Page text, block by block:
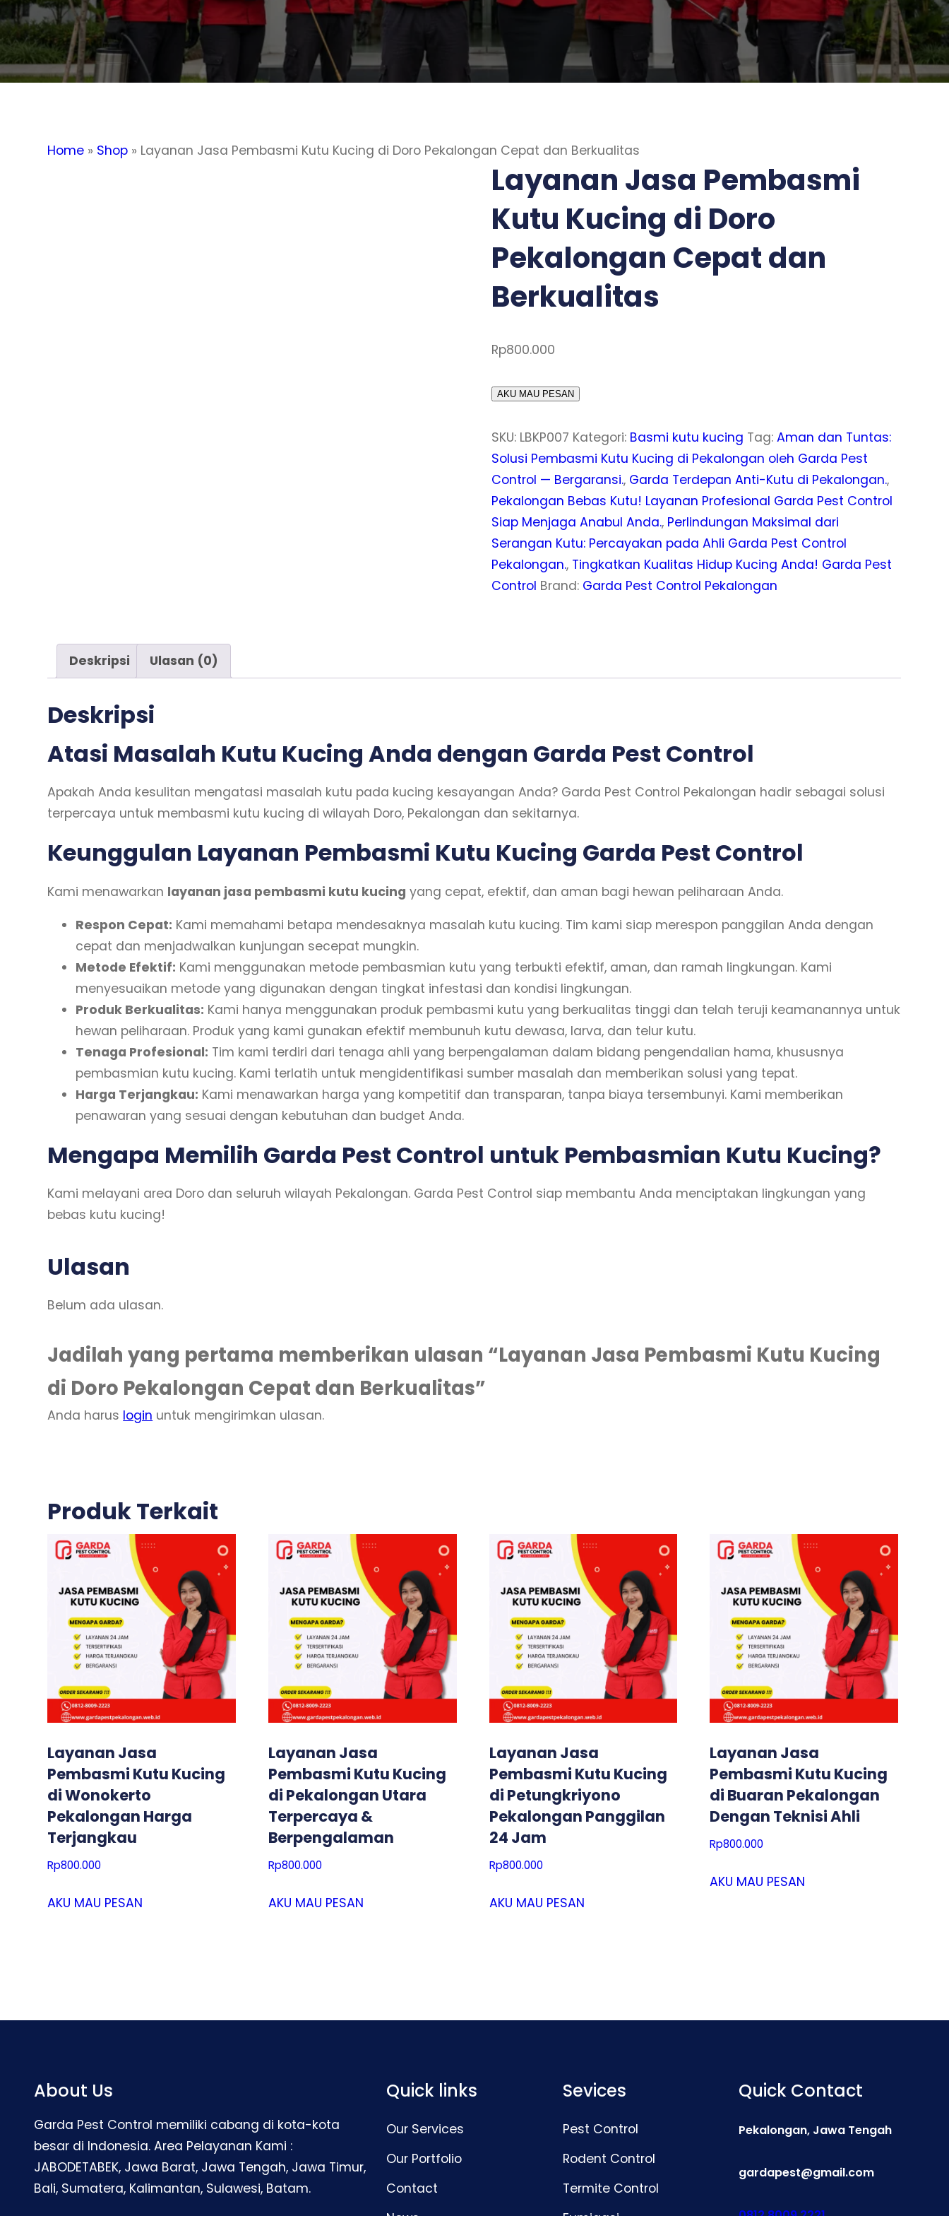
Home » Shop » Layanan Jasa Pembasmi Kutu Kucing di Doro Pekalongan Cepat dan Berkualitas
Layanan Jasa Pembasmi
Kutu Kucing di Doro
Pekalongan Cepat dan
Berkualitas
Rp800.000
AKU MAU PESAN
SKU: LBKP007 Kategori: Basmi kutu kucing Tag:Aman dan Tuntas:
Solusi Pembasmi Kutu Kucing di Pekalongan oleh Garda Pest
Control — Bergaransi., Garda Terdepan Anti-Kutu di Pekalongan.,
Pekalongan Bebas Kutu! Layanan Profesional Garda Pest Control
Siap Menjaga Anabul Anda., Perlindungan Maksimal dari
Serangan Kutu: Percayakan pada Ahli Garda Pest Control
Pekalongan., Tingkatkan Kualitas Hidup Kucing Anda! Garda Pest
Control Brand: Garda Pest Control Pekalongan
Deskripsi Ulasan (0)
Deskripsi
Atasi Masalah Kutu Kucing Anda dengan Garda Pest Control
Apakah Anda kesulitan mengatasi masalah kutu pada kucing kesayangan Anda? Garda Pest Control Pekalongan hadir sebagai solusi
terpercaya untuk membasmi kutu kucing di wilayah Doro, Pekalongan dan sekitarnya.
Keunggulan Layanan Pembasmi Kutu Kucing Garda Pest Control
Kami menawarkan layanan jasa pembasmi kutu kucing yang cepat, efektif, dan aman bagi hewan peliharaan Anda.
Respon Cepat: Kami memahami betapa mendesaknya masalah kutu kucing. Tim kami siap merespon panggilan Anda dengan
cepat dan menjadwalkan kunjungan secepat mungkin.
Metode Efektif: Kami menggunakan metode pembasmian kutu yang terbukti efektif, aman, dan ramah lingkungan. Kami
menyesuaikan metode yang digunakan dengan tingkat infestasi dan kondisi lingkungan.
Produk Berkualitas: Kami hanya menggunakan produk pembasmi kutu yang berkualitas tinggi dan telah teruji keamanannya untuk
hewan peliharaan. Produk yang kami gunakan efektif membunuh kutu dewasa, larva, dan telur kutu.
Tenaga Profesional: Tim kami terdiri dari tenaga ahli yang berpengalaman dalam bidang pengendalian hama, khususnya
pembasmian kutu kucing. Kami terlatih untuk mengidentifikasi sumber masalah dan memberikan solusi yang tepat.
Harga Terjangkau: Kami menawarkan harga yang kompetitif dan transparan, tanpa biaya tersembunyi. Kami memberikan
penawaran yang sesuai dengan kebutuhan dan budget Anda.
Mengapa Memilih Garda Pest Control untuk Pembasmian Kutu Kucing?
Kami melayani area Doro dan seluruh wilayah Pekalongan. Garda Pest Control siap membantu Anda menciptakan lingkungan yang
bebas kutu kucing!
Ulasan
Belum ada ulasan.
Jadilah yang pertama memberikan ulasan “Layanan Jasa Pembasmi Kutu Kucing
di Doro Pekalongan Cepat dan Berkualitas”
Anda harus login untuk mengirimkan ulasan.
Produk Terkait
Layanan Jasa
Pembasmi Kutu Kucing
di Wonokerto
Pekalongan Harga
Terjangkau
Rp800.000
AKU MAU PESAN
Layanan Jasa
Pembasmi Kutu Kucing
di Pekalongan Utara
Terpercaya &
Berpengalaman
Rp800.000
AKU MAU PESAN
Layanan Jasa
Pembasmi Kutu Kucing
di Petungkriyono
Pekalongan Panggilan
24 Jam
Rp800.000
AKU MAU PESAN
Layanan Jasa
Pembasmi Kutu Kucing
di Buaran Pekalongan
Dengan Teknisi Ahli
Rp800.000
AKU MAU PESAN
About Us
Garda Pest Control memiliki cabang di kota-kota
besar di Indonesia. Area Pelayanan Kami :
JABODETABEK, Jawa Barat, Jawa Tengah, Jawa Timur,
Bali, Sumatera, Kalimantan, Sulawesi, Batam.
Quick links
Our Services
Our Portfolio
Contact
Sevices
Pest Control
Rodent Control
Termite Control
Quick Contact
Pekalongan, Jawa Tengah
gardapest@gmail.com